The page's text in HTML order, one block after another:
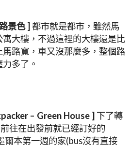
景色 ] 都市就是都市，雖然馬
大樓，不過這裡的大樓還是比
路寬，車又沒那麼多，整個路
多了。
– Green House ] 下了轉
往在出發前就已經訂好的
爾本第一週的家(bus沒有直接